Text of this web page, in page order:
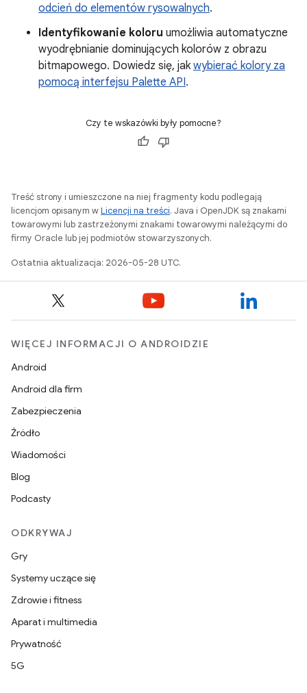
odcień do elementów rysowalnych.
Identyfikowanie koloru umożliwia automatyczne
wyodrębnianie dominujących kolorów z obrazu
bitmapowego. Dowiedz się, jak wybierać kolory za
pomocą interfejsu Palette API.
Czy te wskazówki były pomocne?
Treść strony i umieszczone na niej fragmenty kodu podlegają
licencjom opisanym wLicencji na treści. Java i OpenJDK są znakami
towarowymi lub zastrzeżonymi znakami towarowymi należącymi do
firmy Oracle lub jej podmiotów stowarzyszonych.
Ostatnia aktualizacja: 2026-05-28 UTC.
WIĘCEJ INFORMACJI O ANDROIDZIE
Android
Android dla firm
Zabezpieczenia
Źródło
Wiadomości
Blog
Podcasty
ODKRYWAJ
Gry
Systemy uczące się
Zdrowie i fitness
Aparat i multimedia
Prywatność
5G